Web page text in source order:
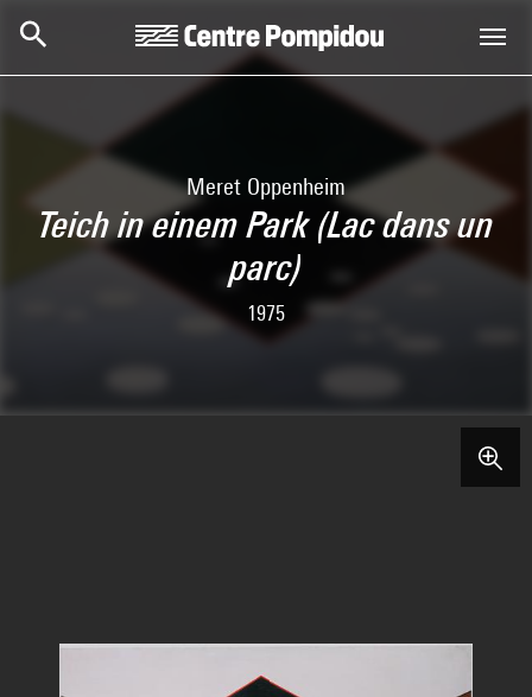
Meret Oppenheim
Teich in einem Park (Lac dans un
parc)
1975